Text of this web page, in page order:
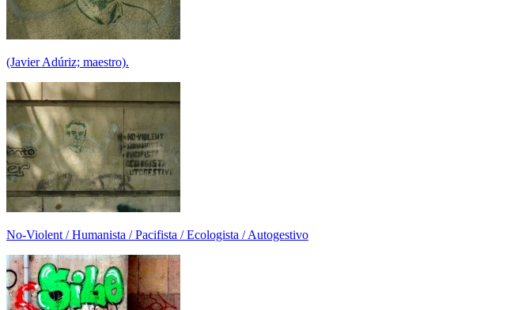
(Javier Adúriz; maestro).
No-Violent / Humanista / Pacifista / Ecologista / Autogestivo